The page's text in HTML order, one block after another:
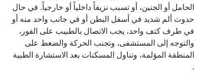
الحامل أو الجنين، أو تسبب نزيفاً داخلياً أو خارجياً. في حال
حدوث ألم شديد في أسفل البطن أو في جانب واحد منه أو
في طرف كتف واحد، يجب الاتصال بالطبيب على الفور،
والتوجه إلى المستشفى، وتجنب الحركة والضغط على
المنطقة المؤلمة، وتناول المسكنات بعد الاستشارة الطبية
.